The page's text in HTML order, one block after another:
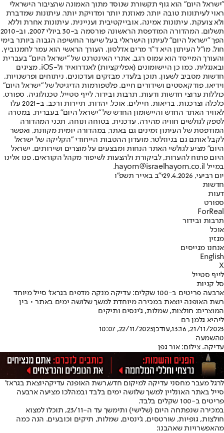
"ישראל היום" הוא גוף תקשורת שנוסד מתוך האמונה שהציבור הישראלי
ראוי לעיתונות טובה יותר, מאוזנת יותר ומדויקת יותר. עיתונות שמדברת
ולא צועקת. עיתונות אמינה, אובייקטיבית ועניינית. עיתונות אחרת וללא
תשלום. המהדורה המודפסת הראשונה פורסמה ב-30 ביולי 2007, וב-2010
הפך "ישראל היום" לעיתון הישראלי בעל שיעור החשיפה הגבוה ביותר בימי
חול. מו"ל העיתון היא ד"ר מרים אדלסון. העורך הראשי הוא עמר לחמנוביץ,
והעורך המייסד הוא עמוס רגב. אתרי האינטרנט של "ישראל היום" בעברית
ובאנגלית, כמו כן היישומונים (אפליקציות) לאנדרואיד ול-iOS, מציגים
חדשות מסביב לשעון, תוכן בלעדי, מבזקים ועדכונים, ניתוחים ופרשנויות,
וידיאו, פודקאסטים ושידורים חיים. פלטפורמות הדיגיטל של "ישראל היום"
כוללות ערוצי חדשות ודעות, תרבות ובידור, לייף סטייל, טכנולוגיה, ספורט,
כלכלה וצרכנות, בריאות, חיילים, אוכל, יהדות, תיירות ורכב. ב-2021 עלו
לאוויר האתר החדש והיישומון החדש של "ישראל היום" בעברית, במטרה
לספק לגולשים חוויה מהירה, עדכנית, בטוחה ונוחה. תכני המהדורה
המודפסת של העיתון זמינים גם באתר, במהדורה יומית מקוונת, ואפשר
לקבל אותם גם בניוזלטר. מועדון ההטבות הייחודי "הקליקה של ישראל
היום" מציע לגולשי האתר הנחות ומבצעים על מוצרים ושירותים. ישראל
היום פתוח להערות, לביקורת ולהצעות לשיפור מקהל הקוראים. פנו אלינו
במייל hayom@israelhayom.co.il.
יום רביעי, 29.4.2026
י"ב באייר תשפ"ו
חדשות
דעות
ספורט
ForReal
תרבות ובידור
אוכל
מגזין
אנחנו מגייסים
English
X
לייף סטייל
סל קניות
ארבעה פריטים ב-100 שקלים: עדיקה מנקה מדפים בגראז' סייל מיוחד
רשת האופנה יוצאת במכירה מיוחדת למשך שלושה ימים באתר • בין
המוצרים: חולצות, שמלות, ג'ינסים ותיקים
ליהיא גלמן רם
21/11/2023, 13:16
,עודכן22/11/2023, 10:07
0השמעה
עדיקה. צילום: אור גפן
לרגל מעבר מחסני עדיקה למיקום חדש,רשת האופנה עדיקהיוצאת בגראז'
סייל באתר האונליין למשך שלושה ימים בלבד ובמהלכו מציעה ארבעה
פריטים ב-100 שקלים בלבד.
במכירה שנפתחה היום (שלישי) ותימשך עד ה-23/11, תוכלו למצוא
חולצות, גופיות, שורטסים, ג'ינסים, שמלות, תיקים וכובעים. הנה כמה
מהאפשרויות שאהבנו: